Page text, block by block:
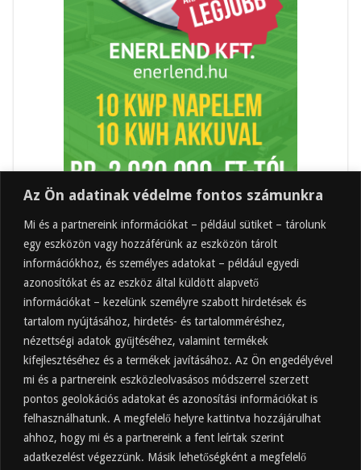
Az Ön adatinak védelme fontos számunkra
Mi és a partnereink információkat – például sütiket – tárolunk
egy eszközön vagy hozzáférünk az eszközön tárolt
információkhoz, és személyes adatokat – például egyedi
azonosítókat és az eszköz által küldött alapvető
információkat – kezelünk személyre szabott hirdetések és
tartalom nyújtásához, hirdetés- és tartalomméréshez,
nézettségi adatok gyűjtéséhez, valamint termékek
kifejlesztéséhez és a termékek javításához. Az Ön engedélyével
mi és a partnereink eszközleolvasásos módszerrel szerzett
pontos geolokációs adatokat és azonosítási információkat is
felhasználhatunk. A megfelelő helyre kattintva hozzájárulhat
ahhoz, hogy mi és a partnereink a fent leírtak szerint
adatkezelést végezzünk. Másik lehetőségként a megfelelő
Felkapott
Almaecet mire jó? 21 gyakori felhasználási
terület
2025.10.31.
Almaecet fogyasztása: mikor, mennyit, mivel
hígítva?
2025.10.30.